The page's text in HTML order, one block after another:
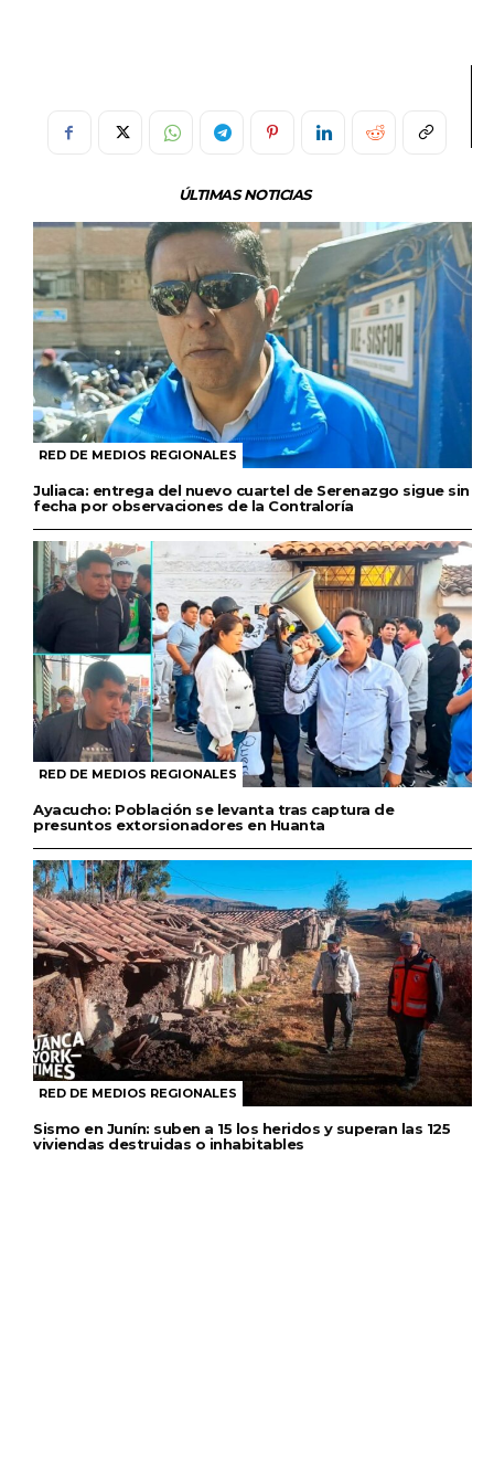
ÚLTIMAS NOTICIAS
RED DE MEDIOS REGIONALES
Juliaca: entrega del nuevo cuartel de Serenazgo sigue sin
fecha por observaciones de la Contraloría
RED DE MEDIOS REGIONALES
Ayacucho: Población se levanta tras captura de
presuntos extorsionadores en Huanta
RED DE MEDIOS REGIONALES
Sismo en Junín: suben a 15 los heridos y superan las 125
viviendas destruidas o inhabitables